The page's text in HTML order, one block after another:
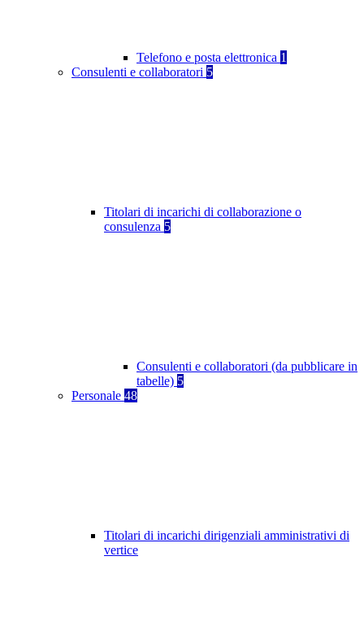
Telefono e posta elettronica 1
Consulenti e collaboratori 5
Titolari di incarichi di collaborazione o
consulenza 5
Consulenti e collaboratori (da pubblicare in
tabelle) 5
Personale 48
Titolari di incarichi dirigenziali amministrativi di
vertice